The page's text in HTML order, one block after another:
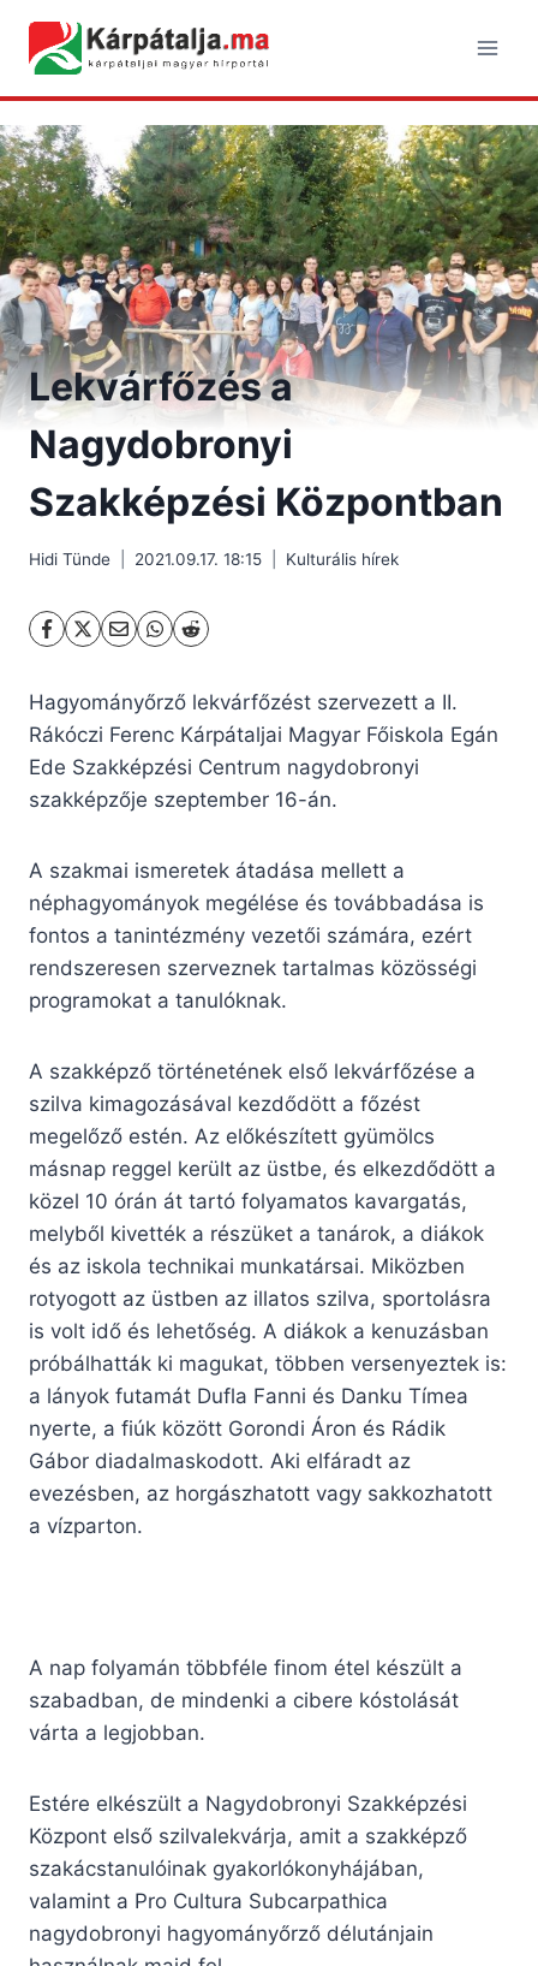
content
Lekvárfőzés a
Nagydobronyi
Szakképzési Központban
Hidi Tünde 2021.09.17. 18:15 Kulturális hírek
Hagyományőrző lekvárfőzést szervezett a II.
Rákóczi Ferenc Kárpátaljai Magyar Főiskola Egán
Ede Szakképzési Centrum nagydobronyi
szakképzője szeptember 16-án.
A szakmai ismeretek átadása mellett a
néphagyományok megélése és továbbadása is
fontos a tanintézmény vezetői számára, ezért
rendszeresen szerveznek tartalmas közösségi
programokat a tanulóknak.
A szakképző történetének első lekvárfőzése a
szilva kimagozásával kezdődött a főzést
megelőző estén. Az előkészített gyümölcs
másnap reggel került az üstbe, és elkezdődött a
közel 10 órán át tartó folyamatos kavargatás,
melyből kivették a részüket a tanárok, a diákok
és az iskola technikai munkatársai. Miközben
rotyogott az üstben az illatos szilva, sportolásra
is volt idő és lehetőség. A diákok a kenuzásban
próbálhatták ki magukat, többen versenyeztek is:
a lányok futamát Dufla Fanni és Danku Tímea
nyerte, a fiúk között Gorondi Áron és Rádik
Gábor diadalmaskodott. Aki elfáradt az
evezésben, az horgászhatott vagy sakkozhatott
a vízparton.
A nap folyamán többféle finom étel készült a
szabadban, de mindenki a cibere kóstolását
várta a legjobban.
Estére elkészült a Nagydobronyi Szakképzési
Központ első szilvalekvárja, amit a szakképző
szakácstanulóinak gyakorlókonyhájában,
valamint a Pro Cultura Subcarpathica
nagydobronyi hagyományőrző délutánjain